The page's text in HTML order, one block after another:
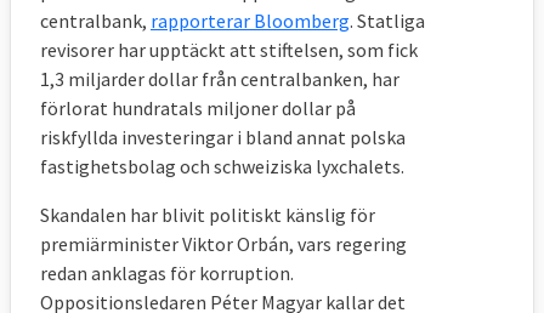
centralbank, rapporterar Bloomberg. Statliga
revisorer har upptäckt att stiftelsen, som fick
1,3 miljarder dollar från centralbanken, har
förlorat hundratals miljoner dollar på
riskfyllda investeringar i bland annat polska
fastighetsbolag och schweiziska lyxchalets.
Skandalen har blivit politiskt känslig för
premiärminister Viktor Orbán, vars regering
redan anklagas för korruption.
Oppositionsledaren Péter Magyar kallar det